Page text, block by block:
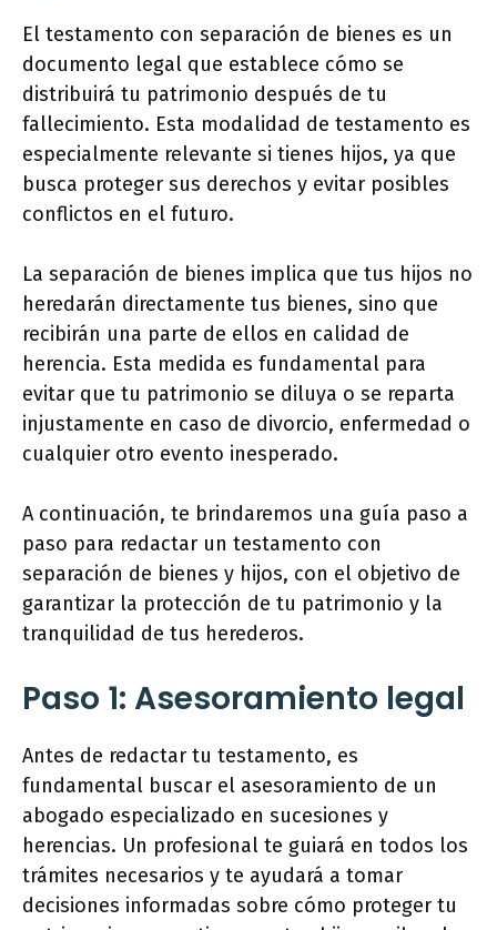
El testamento con separación de bienes es un
documento legal que establece cómo se
distribuirá tu patrimonio después de tu
fallecimiento. Esta modalidad de testamento es
especialmente relevante si tienes hijos, ya que
busca proteger sus derechos y evitar posibles
conflictos en el futuro.
La separación de bienes implica que tus hijos no
heredarán directamente tus bienes, sino que
recibirán una parte de ellos en calidad de
herencia. Esta medida es fundamental para
evitar que tu patrimonio se diluya o se reparta
injustamente en caso de divorcio, enfermedad o
cualquier otro evento inesperado.
A continuación, te brindaremos una guía paso a
paso para redactar un testamento con
separación de bienes y hijos, con el objetivo de
garantizar la protección de tu patrimonio y la
tranquilidad de tus herederos.
Paso 1: Asesoramiento legal
Antes de redactar tu testamento, es
fundamental buscar el asesoramiento de un
abogado especializado en sucesiones y
herencias. Un profesional te guiará en todos los
trámites necesarios y te ayudará a tomar
decisiones informadas sobre cómo proteger tu